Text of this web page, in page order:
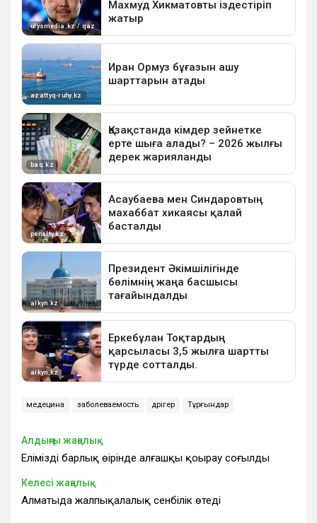
медецина заболеваемость дәрігер Тұрғындар
Алдыңғы жаңалық
Еліміздің барлық өңірінде алғашқы қоңырау соғылды
Келесі жаңалық
Алматыда жалпықалалық сенбілік өтеді